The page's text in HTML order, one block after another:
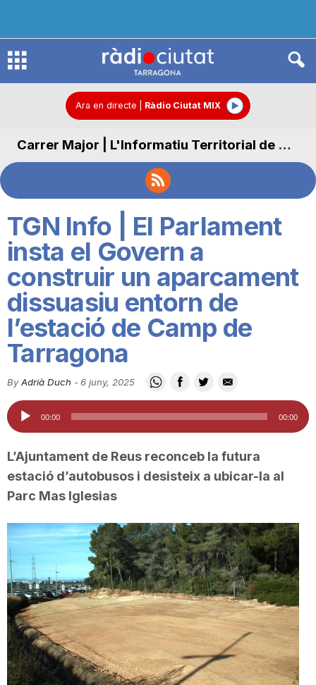
R
d
C
i
t
a
d
e
T
Ara en directe Ràdio Ciutat MIX
Carrer Major | L'Informatiu Territorial de Carrer Major
TGN Info | El Parlament
insta el Govern a
construir un aparcament
dissuasiu entorn de
l’estació de Camp de
Tarragona
By Adrià Duch -6 juny, 2025
Reproductor
d'àudio
00:00 00:00
L’Ajuntament de Reus reconceb la futura
estació d’autobusos i desisteix a ubicar-la al
Parc Mas Iglesias